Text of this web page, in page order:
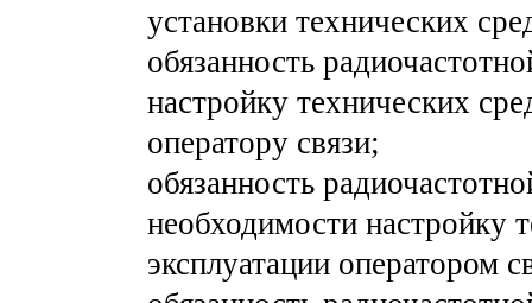
установки технических
обязанность
настройку технических
оператору связи;
обязанность
необходимости настройку
эксплуатации оператором